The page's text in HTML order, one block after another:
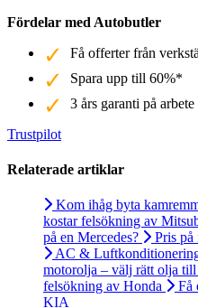
Fördelar med Autobutler
Få offerter från
Spara upp till 60%*
3 års garanti på
Trustpilot
Relaterade artiklar
Kom ihåg byta
kostar felsökning av
på en Mercedes?
Pris på
AC &
motorolja – välj rätt olja
felsökning av Honda
Få
KIA